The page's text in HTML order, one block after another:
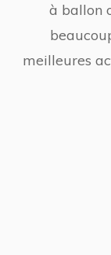
à ballon
meilleures